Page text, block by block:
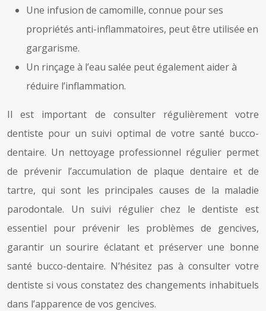
Une infusion de camomille, connue pour ses
propriétés anti-inflammatoires, peut être utilisée en
gargarisme.
Un rinçage à l’eau salée peut également aider à
réduire l’inflammation.
Il est important de consulter régulièrement votre
dentiste pour un suivi optimal de votre santé bucco-
dentaire. Un nettoyage professionnel régulier permet
de prévenir l’accumulation de plaque dentaire et de
tartre, qui sont les principales causes de la maladie
parodontale. Un suivi régulier chez le dentiste est
essentiel pour prévenir les problèmes de gencives,
garantir un sourire éclatant et préserver une bonne
santé bucco-dentaire. N’hésitez pas à consulter votre
dentiste si vous constatez des changements inhabituels
dans l’apparence de vos gencives.